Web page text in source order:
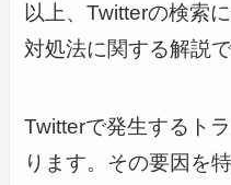
以上、Twitterの検索
対処法に関する解説で
Twitterで発生するト
ります。その要因を